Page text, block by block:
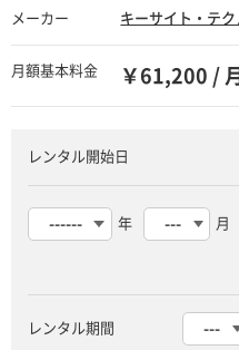
メーカー キーサイト・テク
月額基本料金 ￥61,200 / 月
レンタル開始日
年 月
レンタル期間